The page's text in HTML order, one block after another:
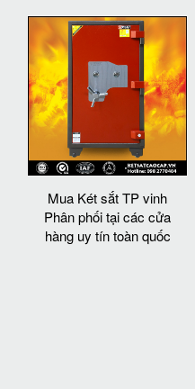
Mua Két sắt TP vinh
Phân phối tại các cửa
hàng uy tín toàn quốc